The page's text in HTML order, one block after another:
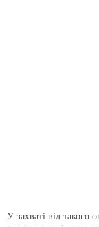
У захваті від